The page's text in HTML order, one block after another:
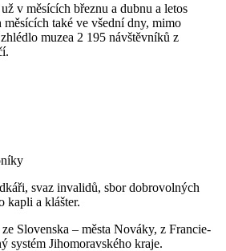
v měsících březnu a dubnu a letos
také ve všední dny, mimo
muzea 2 195 návštěvníků z
svaz invalidů, sbor dobrovolných
kapli a klášter.
Slovenska – města Nováky, z Francie-
systém Jihomoravského kraje.